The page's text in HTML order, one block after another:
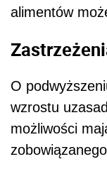
alimentów
O
wzrostu
możliwości